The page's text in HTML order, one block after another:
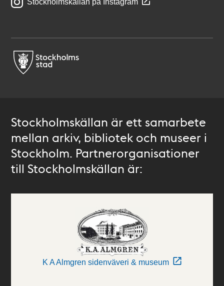
Stockholmskällan på Instagram
Stockholmskällan är ett samarbete
mellan arkiv, bibliotek och museer i
Stockholm. Partnerorganisationer
till Stockholmskällan är:
K A Almgren sidenväveri & museum